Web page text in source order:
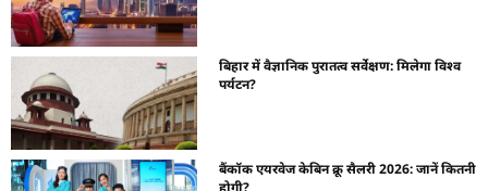
बिहार में वैज्ञानिक पुरातत्व सर्वेक्षण: मिलेगा विश्व
पर्यटन?
बैंकॉक एयरवेज केबिन क्रू सैलरी 2026: जानें कितनी
होगी?